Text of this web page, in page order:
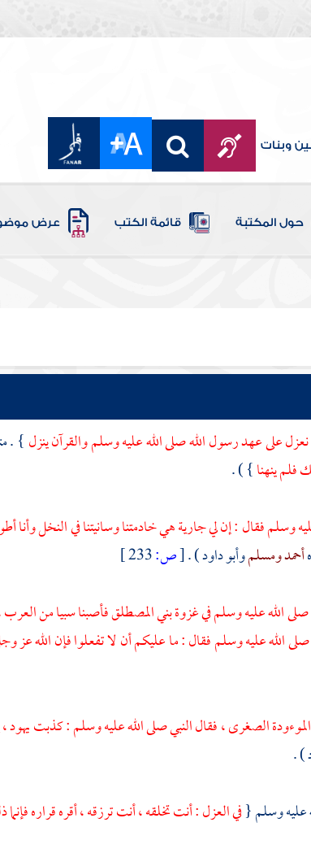
وبنات
حول المكتبة قائمة الكتب عرض
على عهد رسول الله صلى الله عليه وسلم والقرآن ينزل} .
ينهنا} ) .
وسلم فقال : إن لي جارية هي خادمتنا وسانيتنا في النخل وأنا
أحمدومسلموأبو داود) .
[ص:
الله عليه وسلم في غزوةبني المصطلقفأصبنا سبيا منالعرب
صلى الله عليه وسلم فقال : ما عليكم أن لا تفعلوا فإن الله
الصغرى ، فقال النبي صلى الله عليه وسلم : كذبتيهود
) .
عليه وسلم {في العزل : أنت تخلقه ، أنت ترزقه ، أقره قراره